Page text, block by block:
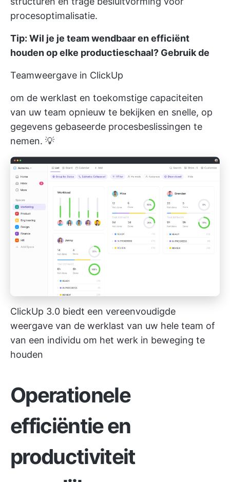
procesoptimalisatie.
Tip: Wil je je team wendbaar en efficiënt
houden op elke productieschaal? Gebruik de
Teamweergave in ClickUp
om de werklast en toekomstige capaciteiten
van uw team opnieuw te bekijken en snelle, op
gegevens gebaseerde procesbeslissingen te
nemen. 💡
ClickUp 3.0 biedt een vereenvoudigde
weergave van de werklast van uw hele team of
van een individu om het werk in beweging te
houden
Operationele
efficiëntie en
productiviteit